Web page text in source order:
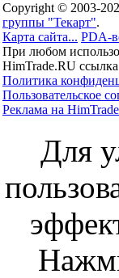
Copyright © 2003-
группы "Текарт".
Карта сайта... PDA-
При любом
HimTrade.RU ссылка
Политика
Пользовательское
Реклама на
Для